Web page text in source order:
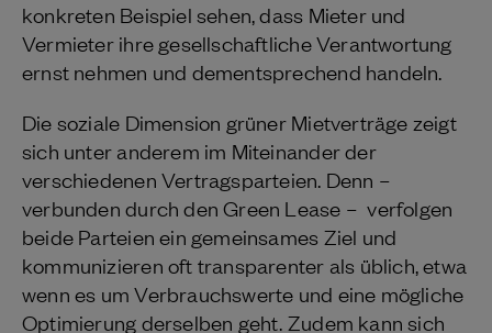
konkreten Beispiel sehen, dass Mieter und
Vermieter ihre gesellschaftliche Verantwortung
ernst nehmen und dementsprechend handeln.
Die soziale Dimension grüner Mietverträge zeigt
sich unter anderem im Miteinander der
verschiedenen Vertragsparteien. Denn –
verbunden durch den Green Lease – verfolgen
beide Parteien ein gemeinsames Ziel und
kommunizieren oft transparenter als üblich, etwa
wenn es um Verbrauchswerte und eine mögliche
Optimierung derselben geht. Zudem kann sich